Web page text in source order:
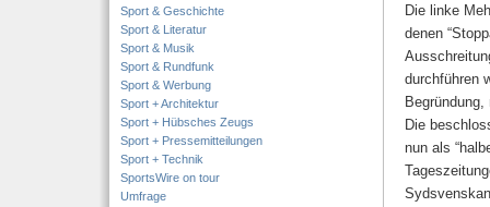
Sport & Geschichte
Sport & Literatur
Sport & Musik
Sport & Rundfunk
Sport & Werbung
Sport + Architektur
Sport + Hübsches Zeugs
Sport + Pressemitteilungen
Sport + Technik
SportsWire on tour
Umfrage
Die linke
denen
durchführen
Die
nun als